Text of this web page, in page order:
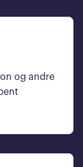
og andre